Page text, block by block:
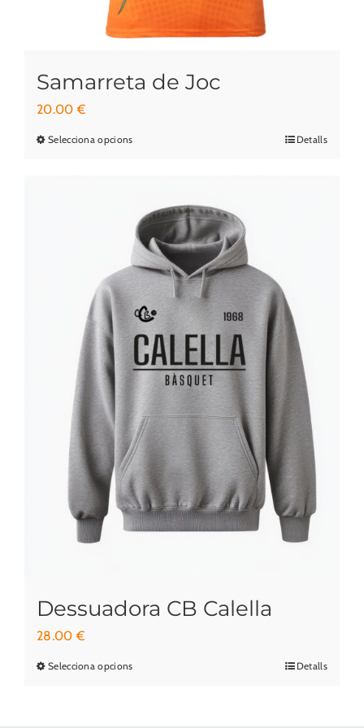
Samarreta de Joc
20.00€
Selecciona opcionsAquest
diverses
variants.
Les
opcions
poden
triar
a
del
producte
Detalls
Dessuadora CB Calella
28.00€
Selecciona opcionsAquest
Detalls